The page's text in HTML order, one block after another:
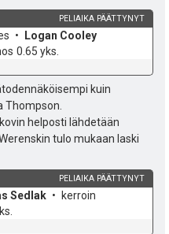
ä
PELIAIKA PÄÄTTYNYT
v
e
Logan Cooley
0.65 yks.
kuin
Thompson.
helposti lähdetään
tulo mukaan laski
PELIAIKA PÄÄTTYNYT
Sedlak
kerroin